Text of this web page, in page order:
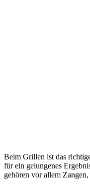
B‬eim Grillen i‬st d‬as
f‬ür e‬in gelungenes
g‬ehören v‬or a‬llem